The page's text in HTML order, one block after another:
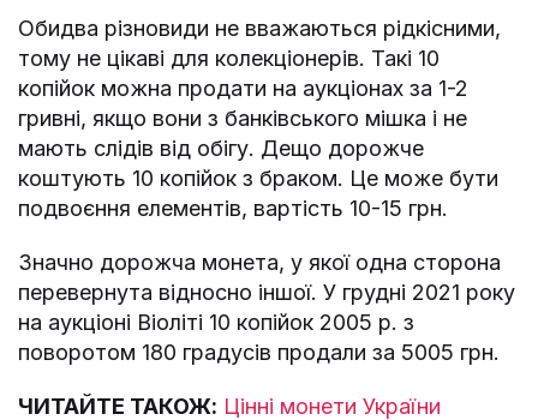
Обидва різновиди не вважаються рідкісними,
тому не цікаві для колекціонерів. Такі 10
копійок можна продати на аукціонах за 1-2
гривні, якщо вони з банківського мішка і не
мають слідів від обігу. Дещо дорожче
коштують 10 копійок з браком. Це може бути
подвоєння елементів, вартість 10-15 грн.
Значно дорожча монета, у якої одна сторона
перевернута відносно іншої. У грудні 2021 року
на аукціоні Віоліті 10 копійок 2005 р. з
поворотом 180 градусів продали за 5005 грн.
ЧИТАЙТЕ ТАКОЖ: Цінні монети України